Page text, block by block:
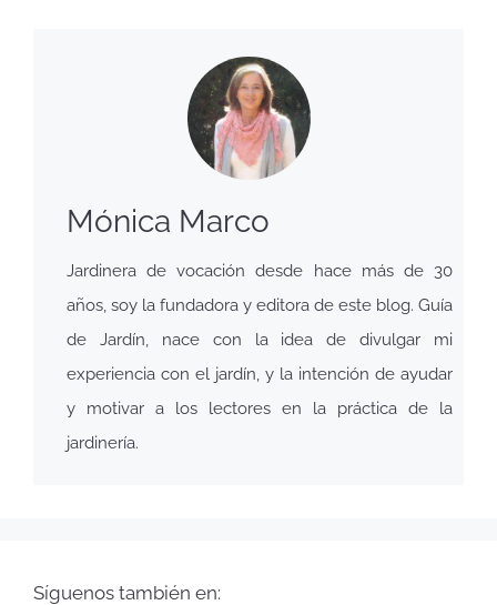
Mónica Marco
Jardinera de vocación desde hace más de 30
años, soy la fundadora y editora de este blog. Guía
de Jardín, nace con la idea de divulgar mi
experiencia con el jardín, y la intención de ayudar
y motivar a los lectores en la práctica de la
jardinería.
Síguenos también en: